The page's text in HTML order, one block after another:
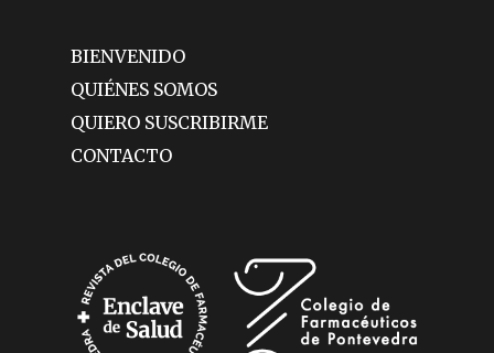
BIENVENIDO
QUIÉNES SOMOS
QUIERO SUSCRIBIRME
CONTACTO